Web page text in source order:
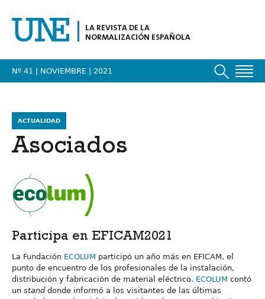
LA REVISTA DE LA
NORMALIZACIÓN ESPAÑOLA
Nº 41 | NOVIEMBRE | 2021
ACTUALIDAD
Asociados
Participa en EFICAM2021
La Fundación ECOLUM participó un año más en EFICAM, el
punto de encuentro de los profesionales de la instalación,
distribución y fabricación de material eléctrico. ECOLUM contó
un standdonde informó a los visitantes de las últimas